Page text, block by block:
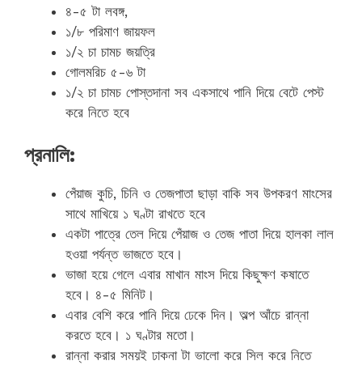
৪-৫ টা লবঙ্গ,
১/৮ পরিমাণ জায়ফল
১/২ চা চামচ জয়ত্রি
গোলমরিচ ৫-৬ টা
১/২ চা চামচ পোস্তদানা সব একসাথে পানি দিয়ে বেটে পেস্ট
করে নিতে হবে
প্রনালি:
পেঁয়াজ কুচি, চিনি ও তেজপাতা ছাড়া বাকি সব উপকরণ মাংসের
সাথে মাখিয়ে ১ ঘণ্টা রাখতে হবে
একটা পাত্রে তেল দিয়ে পেঁয়াজ ও তেজ পাতা দিয়ে হালকা লাল
হওয়া পর্যন্ত ভাজতে হবে।
ভাজা হয়ে গেলে এবার মাখান মাংস দিয়ে কিছুক্ষণ কষাতে
হবে। ৪-৫ মিনিট।
এবার বেশি করে পানি দিয়ে ঢেকে দিন। অল্প আঁচে রান্না
করতে হবে। ১ ঘণ্টার মতো।
রান্না করার সময়ই ঢাকনা টা ভালো করে সিল করে নিতে